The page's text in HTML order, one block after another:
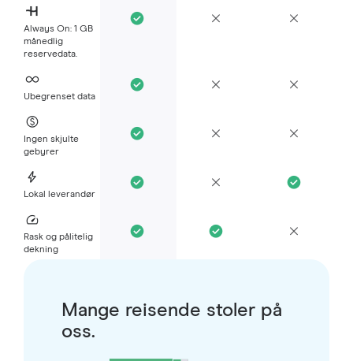
Always On: 1 GB
månedlig
reservedata.
Ubegrenset data
Ingen skjulte
gebyrer
Lokal leverandør
Rask og pålitelig
dekning
Mange reisende stoler på
oss.